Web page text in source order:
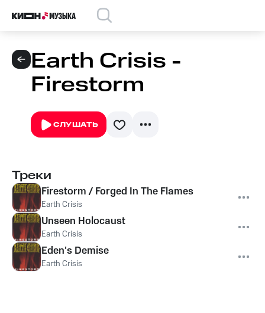
Earth Crisis -
Firestorm
СЛУШАТЬ
Треки
Firestorm / Forged In The Flames
Earth Crisis
Unseen Holocaust
Earth Crisis
Eden's Demise
Earth Crisis